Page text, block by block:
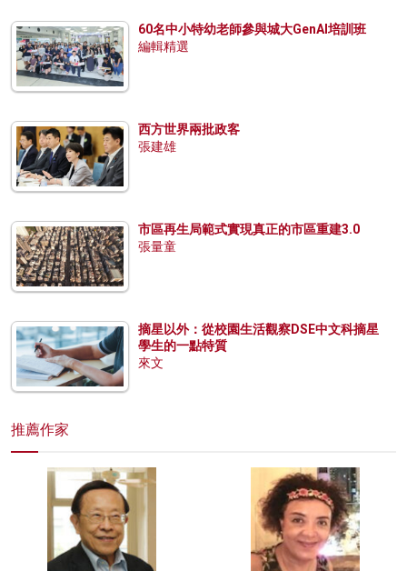
60名中小特幼老師參與城大GenAI培訓班
編輯精選
西方世界兩批政客
張建雄
市區再生局範式實現真正的市區重建3.0
張量童
摘星以外：從校園生活觀察DSE中文科摘星
學生的一點特質
來文
推薦作家